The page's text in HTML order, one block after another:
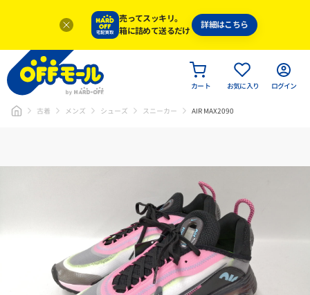
売ってスッキリ。
箱に詰めて送るだけ
詳細はこちら
カート お気に入り ログイン
古着 メンズ シューズ スニーカー AIR MAX2090